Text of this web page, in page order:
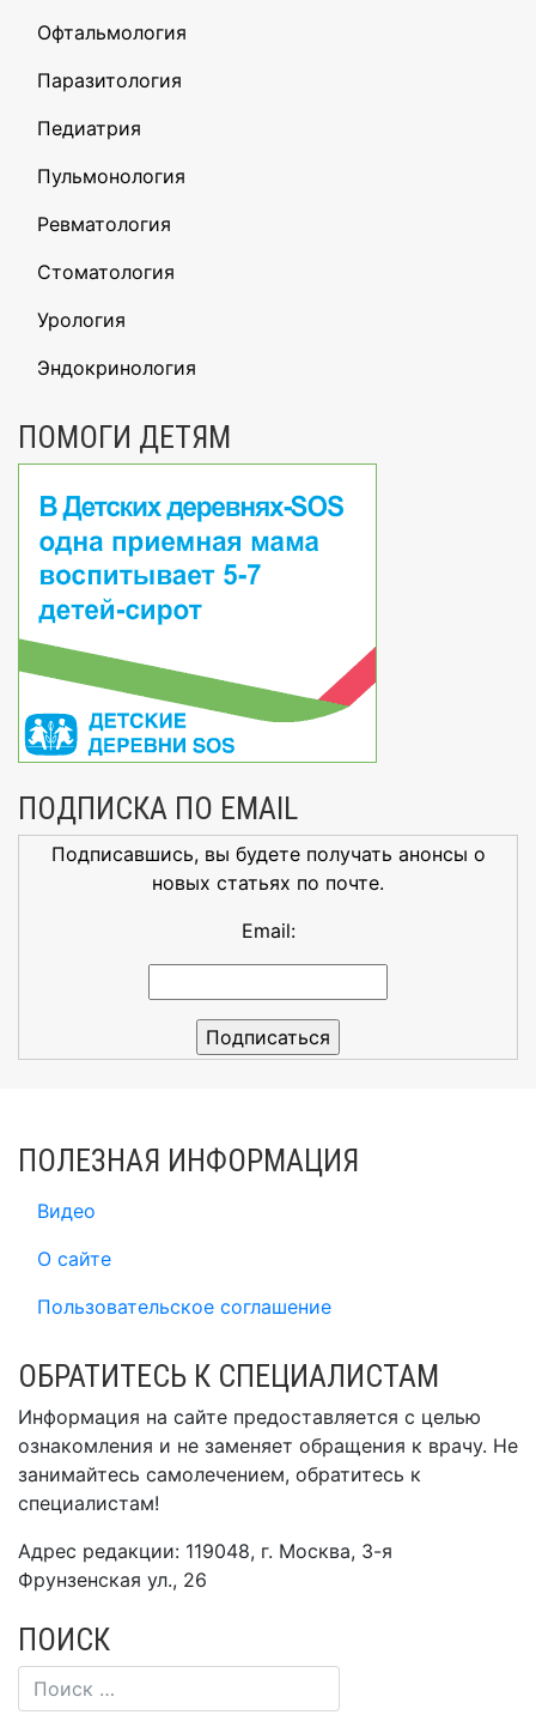
Офтальмология
Паразитология
Педиатрия
Пульмонология
Ревматология
Стоматология
Урология
Эндокринология
ПОМОГИ ДЕТЯМ
ПОДПИСКА ПО EMAIL
Подписавшись, вы будете получать анонсы о
новых статьях по почте.
Email:
ПОЛЕЗНАЯ ИНФОРМАЦИЯ
Видео
О сайте
Пользовательское соглашение
ОБРАТИТЕСЬ К СПЕЦИАЛИСТАМ
Информация на сайте предоставляется с целью
ознакомления и не заменяет обращения к врачу. Не
занимайтесь самолечением, обратитесь к
специалистам!
Адрес редакции: 119048, г. Москва, 3-я
Фрунзенская ул., 26
ПОИСК